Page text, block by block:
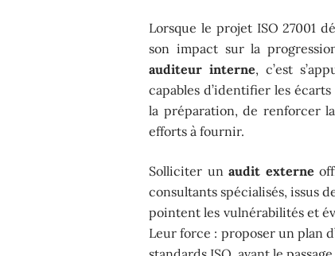
Lorsque le projet ISO 27001
son impact sur la
auditeur interne, c’est
capables d’identifier les
la préparation, de renforcer
efforts à fournir.
Solliciter unaudit externe
consultants spécialisés, issus
pointent les vulnérabilités et
Leur force : proposer un plan